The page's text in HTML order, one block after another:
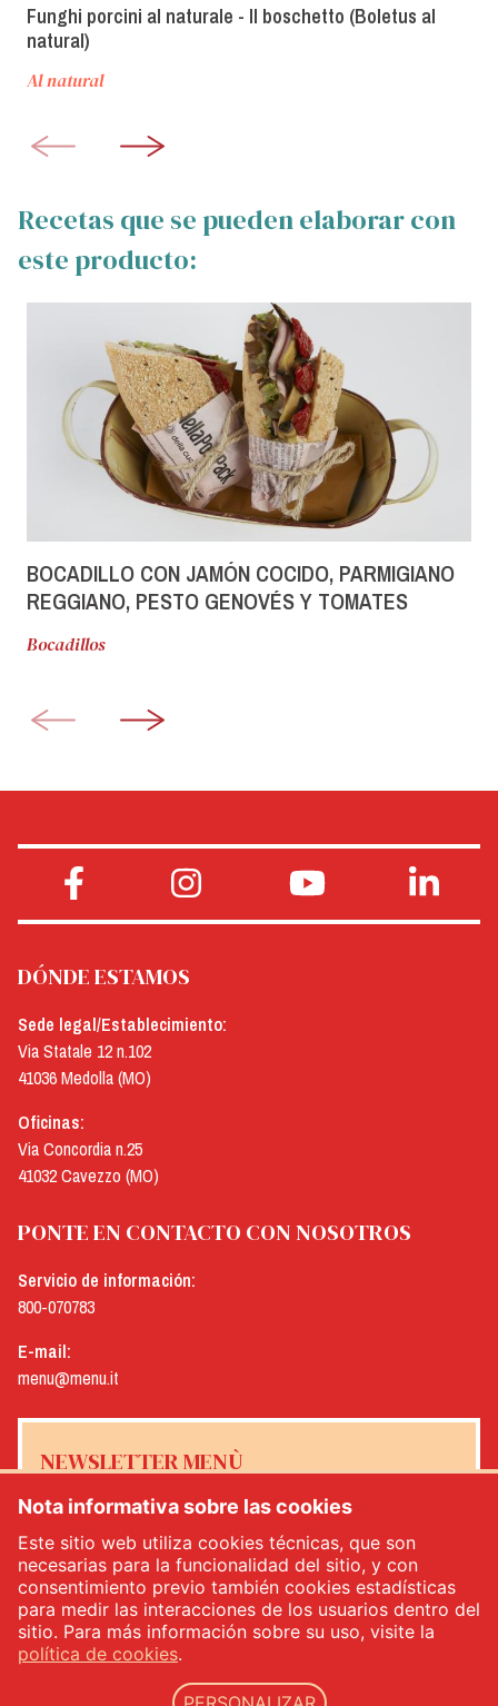
Funghi porcini al naturale - Il boschetto (Boletus al
natural)
Al natural
Recetas que se pueden elaborar con
este producto:
BOCADILLO CON JAMÓN COCIDO, PARMIGIANO
REGGIANO, PESTO GENOVÉS Y TOMATES
Bocadillos
DÓNDE ESTAMOS
Sede legal/Establecimiento:
Via Statale 12 n.102
41036 Medolla (MO)
Oficinas:
Via Concordia n.25
41032 Cavezzo (MO)
PONTE EN CONTACTO CON NOSOTROS
Servicio de información:
800-070783
E-mail:
menu@menu.it
NEWSLETTER MENÙ
Sí, me gustaría recibir el boletín de noticias de Menù*
INSCRÍBETE
Nota informativa sobre las cookies
Este sitio web utiliza cookies técnicas, que son
necesarias para la funcionalidad del sitio, y con
consentimiento previo también cookies estadísticas
para medir las interacciones de los usuarios dentro del
sitio. Para más información sobre su uso, visite la
política de cookies.